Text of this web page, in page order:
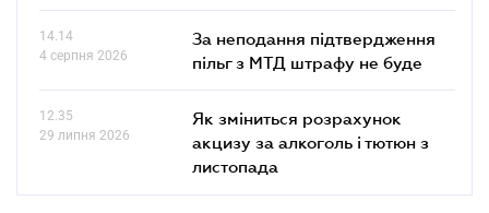
14.14
4 серпня 2026
За неподання підтвердження
пільг з МТД штрафу не буде
12.35
29 липня 2026
Як зміниться розрахунок
акцизу за алкоголь і тютюн з
листопада